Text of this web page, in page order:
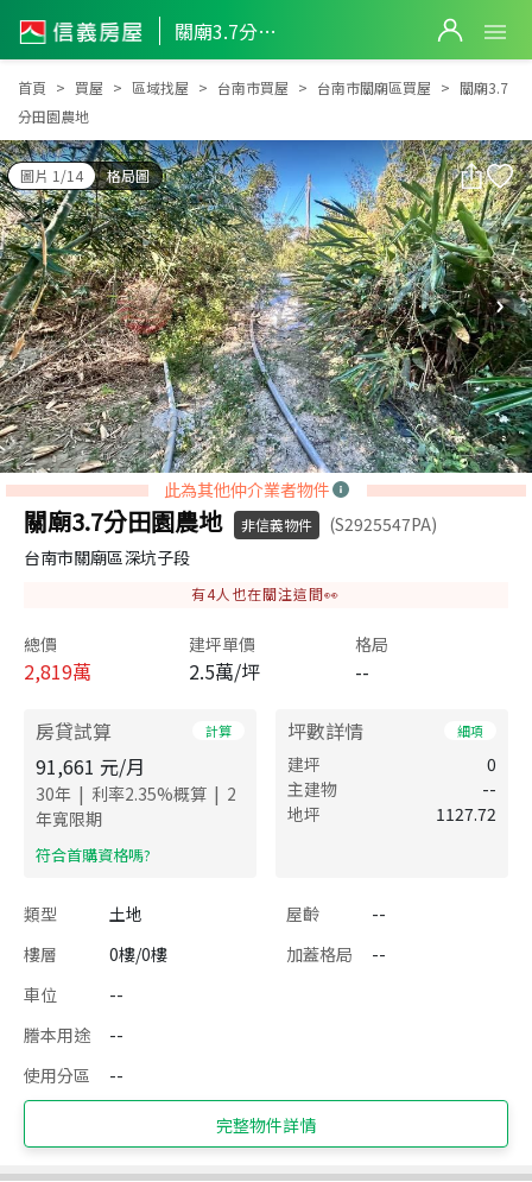
關廟3.7分田園農地
關廟3.7分田園農地
首頁 買屋 區域找屋 台南市買屋 台南市關廟區買屋
關廟3.7
分田園農地
圖片 1/14 格局圖
此為其他仲介業者物件
關廟3.7分田園農地 非信義物件
(S2925547PA)
台南市關廟區深坑子段
有4人也在關注這間👀
總價
2,819萬
建坪單價
2.5萬/坪
格局
--
房貸試算 計算
91,661 元/月
30年 | 利率2.35%概算 | 2
年寬限期
​符合首購資格嗎?
坪數詳情 細項
建坪
0
主建物
--
地坪
1127.72
類型 土地 屋齡
--
樓層
0樓/0樓 加蓋格局
--
車位
--
謄本用途
--
使用分區
--
完整物件詳情